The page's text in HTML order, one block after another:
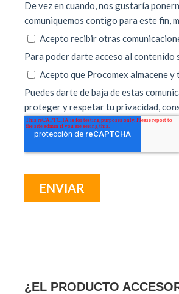
¿EL PRODUCTO